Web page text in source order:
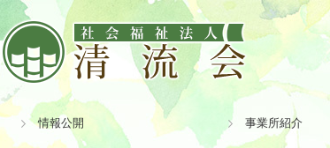
情報公開 事業所紹介